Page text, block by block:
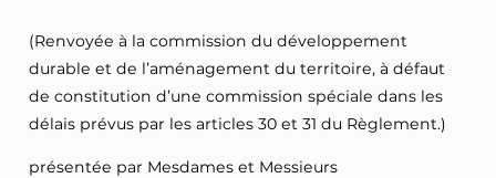
(Renvoyée à la commission du développement
durable et de l’aménagement du territoire, à défaut
de constitution d’une commission spéciale dans les
délais prévus par les articles 30 et 31 du Règlement.)
présentée par Mesdames et Messieurs